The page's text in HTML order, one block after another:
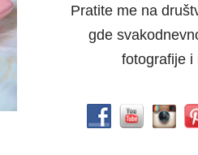
Pratite me na
gde
fotografije i